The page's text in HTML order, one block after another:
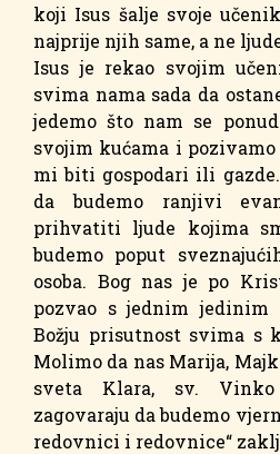
koji Isus šalje svoje
najprije njih same, a ne
Isus je rekao svojim
svima nama sada da
jedemo što nam se
svojim kućama i
mi biti gospodari ili
da budemo ranjivi
prihvatiti ljude kojima
budemo poput
osoba. Bog nas je po
pozvao s jednim jedinim
Božju prisutnost svima s
Molimo da nas Marija,
sveta Klara, sv.
zagovaraju da budemo
redovnici i redovnice“